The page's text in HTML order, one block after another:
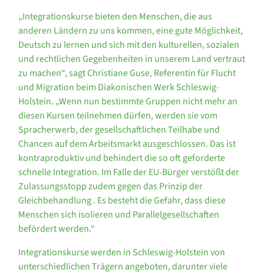
„Integrationskurse bieten den Menschen, die aus
anderen Ländern zu uns kommen, eine gute Möglichkeit,
Deutsch zu lernen und sich mit den kulturellen, sozialen
und rechtlichen Gegebenheiten in unserem Land vertraut
zu machen“, sagt Christiane Guse, Referentin für Flucht
und Migration beim Diakonischen Werk Schleswig-
Holstein. „Wenn nun bestimmte Gruppen nicht mehr an
diesen Kursen teilnehmen dürfen, werden sie vom
Spracherwerb, der gesellschaftlichen Teilhabe und
Chancen auf dem Arbeitsmarkt ausgeschlossen. Das ist
kontraproduktiv und behindert die so oft geforderte
schnelle Integration. Im Falle der EU-Bürger verstößt der
Zulassungsstopp zudem gegen das Prinzip der
Gleichbehandlung . Es besteht die Gefahr, dass diese
Menschen sich isolieren und Parallelgesellschaften
befördert werden.“
Integrationskurse werden in Schleswig-Holstein von
unterschiedlichen Trägern angeboten, darunter viele